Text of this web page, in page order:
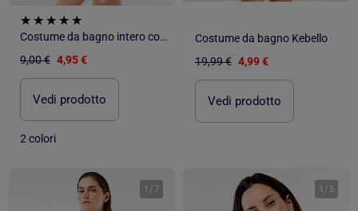
Costume da bagno intero con scollatura profonda e dettaglio gioiello
9,00 € 4,95 €
Vedi prodotto
2 colori
Costume da bagno Kebello
19,99 € 4,99 €
Vedi prodotto
1 / 7 1 / 5